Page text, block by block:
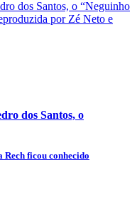
dos Santos, o
ficou conhecido